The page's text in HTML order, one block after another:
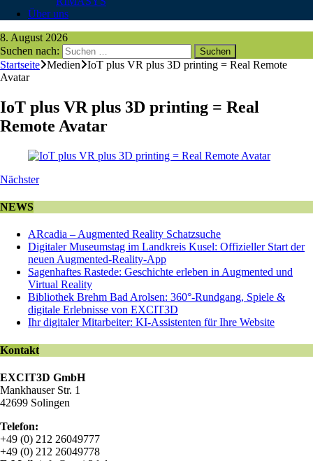
Über uns
8. August 2026
Suchen nach:
Startseite Medien
IoT plus VR plus 3D printing = Real Remote
Avatar
IoT plus VR plus 3D printing = Real
Remote Avatar
Nächster
NEWS
ARcadia – Augmented Reality Schatzsuche
Digitaler Museumstag im Landkreis Kusel: Offizieller Start der
neuen Augmented-Reality-App
Sagenhaftes Rastede: Geschichte erleben in Augmented und
Virtual Reality
Bibliothek Brehm Bad Arolsen: 360°-Rundgang, Spiele &
digitale Erlebnisse von EXCIT3D
Ihr digitaler Mitarbeiter: KI-Assistenten für Ihre Website
Kontakt
EXCIT3D GmbH
Mankhauser Str. 1
42699 Solingen
Telefon:
+49 (0) 212 26049777
+49 (0) 212 26049778